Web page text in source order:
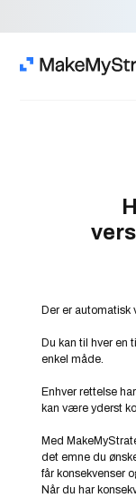
Der er automatisk
Du kan til hver en
enkel måde.
Enhver rettelse
kan være yderst
Med
det emne du
får konsekvenser
Når du har